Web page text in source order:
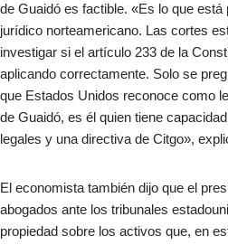
de Guaidó es factible. «Es lo que
jurídico norteamericano. Las cortes
investigar si el artículo 233 de la
aplicando correctamente. Solo se
que Estados Unidos reconoce como
de Guaidó, es él quien tiene
legales y una directiva de Citgo»,
El economista también dijo que el
abogados ante los tribunales
propiedad sobre los activos que, en